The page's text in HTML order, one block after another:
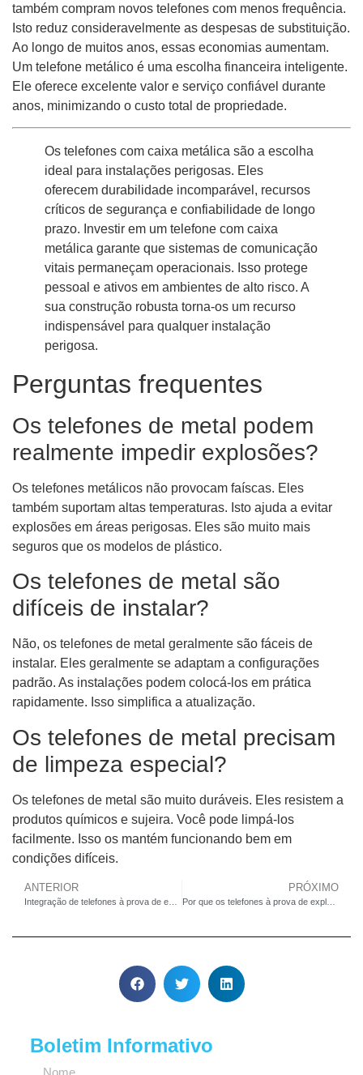
também compram novos telefones com menos frequência.
Isto reduz consideravelmente as despesas de substituição.
Ao longo de muitos anos, essas economias aumentam.
Um telefone metálico é uma escolha financeira inteligente.
Ele oferece excelente valor e serviço confiável durante
anos, minimizando o custo total de propriedade.
Os telefones com caixa metálica são a escolha
ideal para instalações perigosas. Eles
oferecem durabilidade incomparável, recursos
críticos de segurança e confiabilidade de longo
prazo. Investir em um telefone com caixa
metálica garante que sistemas de comunicação
vitais permaneçam operacionais. Isso protege
pessoal e ativos em ambientes de alto risco. A
sua construção robusta torna-os um recurso
indispensável para qualquer instalação
perigosa.
Perguntas frequentes
Os telefones de metal podem
realmente impedir explosões?
Os telefones metálicos não provocam faíscas. Eles
também suportam altas temperaturas. Isto ajuda a evitar
explosões em áreas perigosas. Eles são muito mais
seguros que os modelos de plástico.
Os telefones de metal são
difíceis de instalar?
Não, os telefones de metal geralmente são fáceis de
instalar. Eles geralmente se adaptam a configurações
padrão. As instalações podem colocá-los em prática
rapidamente. Isso simplifica a atualização.
Os telefones de metal precisam
de limpeza especial?
Os telefones de metal são muito duráveis. Eles resistem a
produtos químicos e sujeira. Você pode limpá-los
facilmente. Isso os mantém funcionando bem em
condições difíceis.
ANTERIOR PRÓXIMO
Boletim Informativo